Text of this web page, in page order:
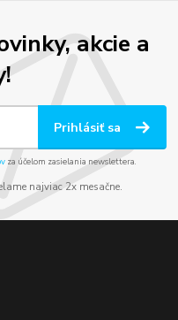
akcie a
Prihlásiť sa
za účelom zasielania newslettera.
najviac 2x mesačne.